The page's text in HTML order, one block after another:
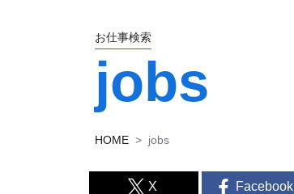
お仕事検索
jobs
HOME jobs
X Facebook